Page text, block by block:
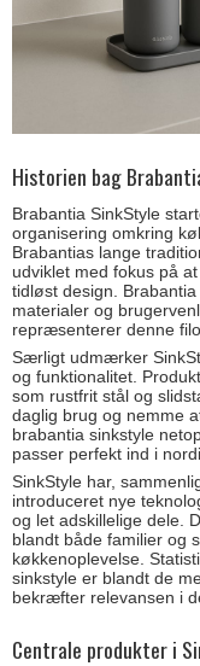
Historien bag
Brabantia SinkStyle
organisering omkring
Brabantias lange
udviklet med fokus på
tidløst design.
materialer og
repræsenterer denne
Særligt udmærker
og funktionalitet.
som rustfrit stål og
daglig brug og nemme
brabantia sinkstyle
passer perfekt ind i
SinkStyle har,
introduceret nye
og let adskillelige dele.
blandt både familier og
køkkenoplevelse.
sinkstyle er blandt de
bekræfter relevansen i
Centrale produkter i